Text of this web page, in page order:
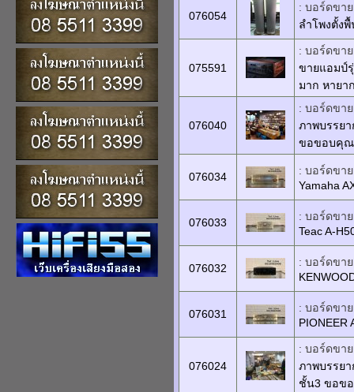
076054
: บอร์ดขาย
ลำโพงตั้งพื้
075591
: บอร์ดขาย
ขายแอมป์รุ่
มาก หายา
076040
: บอร์ดขาย
ภาพบรรย
ขอขอบคุณ
076034
: บอร์ดขาย
Yamaha
076033
: บอร์ดขาย
Teac A-
076032
: บอร์ดขาย
076031
: บอร์ดขาย
PIONEER
076024
: บอร์ดขาย
ภาพบรรย
ชั้น3 ขอข